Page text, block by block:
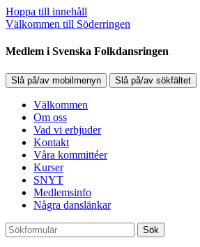
Hoppa till innehåll
Välkommen till Söderringen
Medlem i Svenska Folkdansringen
Slå på/av mobilmenyn Slå på/av sökfältet
Välkommen
Om oss
Vad vi erbjuder
Kontakt
Våra kommittéer
Kurser
SNYT
Medlemsinfo
Några danslänkar
Sök